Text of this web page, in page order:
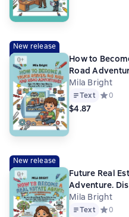
New release
How to
Road
Dreams,
Mila Bright
Text 0
$4.87
New release
Future Real
Adventure.
and the Joy of
Ages 4—8
Mila Bright
Text 0